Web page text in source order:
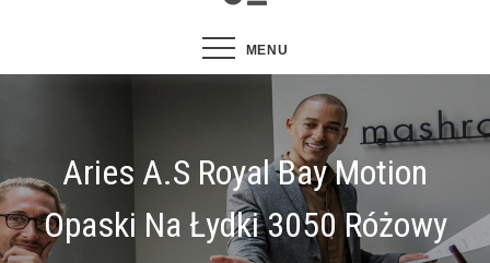
MENU
Aries A.S Royal Bay Motion
Opaski Na Łydki 3050 Różowy